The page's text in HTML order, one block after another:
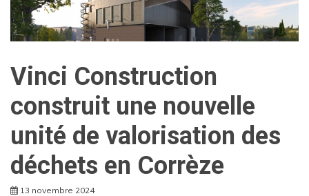
Vinci Construction
construit une nouvelle
unité de valorisation des
déchets en Corrèze
13 novembre 2024